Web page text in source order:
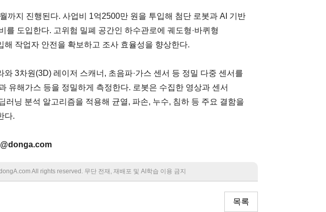
까지 진행된다. 사업비 1억2500만 원을 투입해 첨단 로봇과 AI 기반
를 도입한다. 고위험 밀폐 공간인 하수관로에 궤도형·바퀴형
해 작업자 안전을 확보하고 조사 효율성을 향상한다.
와 3차원(3D) 레이저 스캐너, 초음파·가스 센서 등 정밀 다중 센서를
유해가스 등을 정밀하게 측정한다. 로봇은 수집한 영상과 센서
러닝 분석 알고리즘을 적용해 균열, 파손, 누수, 침하 등 주요 결함을
다.
All rights reserved. 무단 전재, 재배포 및 AI학습 이용 금지
목록